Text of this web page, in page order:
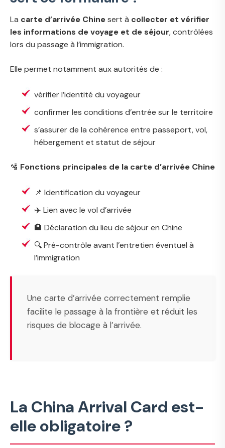
La carte d’arrivée Chinesert à collecter et vérifier
les informations de voyage et de séjour, contrôlées
lors du passage à l’immigration.
Elle permet notamment aux autorités de :
vérifier l’identité du voyageur
confirmer les conditions d’entrée sur le territoire
s’assurer de la cohérence entre passeport, vol,
hébergement et statut de séjour
🛂 Fonctions principales de la carte d’arrivée Chine
📌 Identification du voyageur
✈️ Lien avec le vol d’arrivée
🏨 Déclaration du lieu de séjour en Chine
🔍 Pré-contrôle avant l’entretien éventuel à
l’immigration
Une carte d’arrivée correctement remplie
facilite le passage à la frontière et réduit les
risques de blocage à l’arrivée.
La China Arrival Card est-
elle obligatoire ?